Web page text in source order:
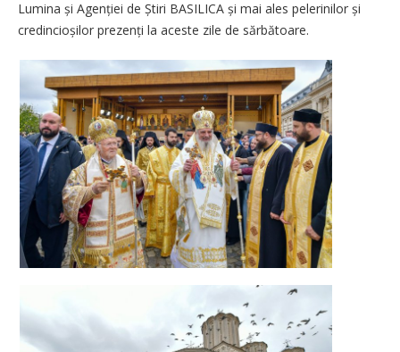
Lumina și Agenției de Știri BASILICA și mai ales pelerinilor și
credincioșilor prezenți la aceste zile de sărbătoare.